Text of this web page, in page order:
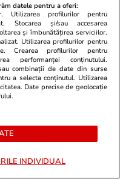
09:00
datele pentru a oferi:
Utilizarea profilurilor pentru
Stocarea și/sau accesarea
și îmbunătățirea serviciilor.
Utilizarea profilurilor pentru
Crearea profilurilor pentru
performanței conținutului.
combinații de date din surse
a selecta conținutul. Utilizarea
Date precise de geolocație
INDIVIDUAL